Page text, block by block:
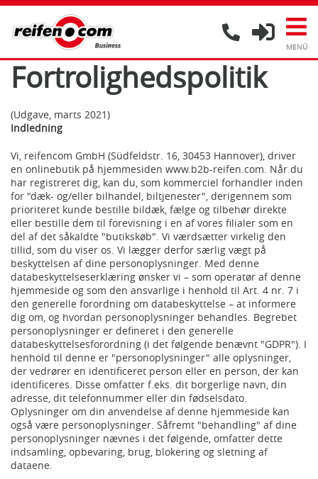
Fortrolighedspolitik
(Udgave, marts 2021)
Indledning
Vi, reifencom GmbH (Südfeldstr. 16, 30453 Hannover), driver
en onlinebutik på hjemmesiden www.b2b-reifen.com. Når du
har registreret dig, kan du, som kommerciel forhandler inden
for "dæk- og/eller bilhandel, biltjenester", derigennem som
prioriteret kunde bestille bildæk, fælge og tilbehør direkte
eller bestille dem til forevisning i en af vores filialer som en
del af det såkaldte "butikskøb". Vi værdsætter virkelig den
tillid, som du viser os. Vi lægger derfor særlig vægt på
beskyttelsen af dine personoplysninger. Med denne
databeskyttelseserklæring ønsker vi – som operatør af denne
hjemmeside og som den ansvarlige i henhold til Art. 4 nr. 7 i
den generelle forordning om databeskyttelse – at informere
dig om, og hvordan personoplysninger behandles. Begrebet
personoplysninger er defineret i den generelle
databeskyttelsesforordning (i det følgende benævnt "GDPR"). I
henhold til denne er "personoplysninger" alle oplysninger,
der vedrører en identificeret person eller en person, der kan
identificeres. Disse omfatter f.eks. dit borgerlige navn, din
adresse, dit telefonnummer eller din fødselsdato.
Oplysninger om din anvendelse af denne hjemmeside kan
også være personoplysninger. Såfremt "behandling" af dine
personoplysninger nævnes i det følgende, omfatter dette
indsamling, opbevaring, brug, blokering og sletning af
dataene.